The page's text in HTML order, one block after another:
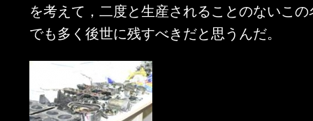
を考えて，二度と生産されることのないこ
でも多く後世に残すべきだと思うんだ。